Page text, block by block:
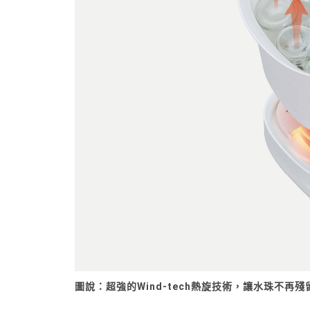
圖說：超強的Wind-tech熱旋技術，讓水珠不再殘